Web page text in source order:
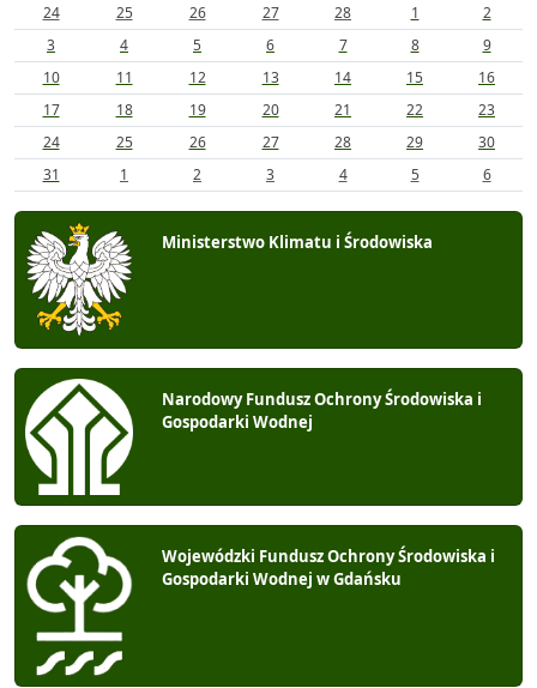
24
25 26 27 28 1
2
3
4 5 6 7 8
9
10
11 12 13 14 15
16
17
18 19 20 21 22
23
24
25 26 27 28 29
30
31
1 2 3 4 5 6
Ministerstwo Klimatu i Środowiska
Narodowy Fundusz Ochrony Środowiska i
Gospodarki Wodnej
Wojewódzki Fundusz Ochrony Środowiska i
Gospodarki Wodnej w Gdańsku